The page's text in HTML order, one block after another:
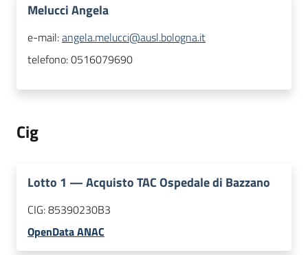
Melucci Angela
e-mail:angela.melucci@ausl.bologna.it
telefono:0516079690
Cig
Lotto 1 —Acquisto TAC Ospedale di Bazzano
CIG:85390230B3
OpenData ANAC